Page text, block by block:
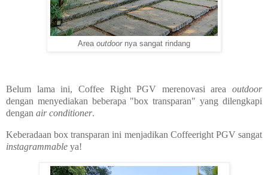
Area outdoornya sangat rindang
Belum lama ini, Coffee Right PGV merenovasi area outdoor
dengan menyediakan beberapa "box transparan" yang dilengkapi
dengan air conditioner.
Keberadaan box transparan ini menjadikan Coffeeright PGV sangat
instagrammable ya!